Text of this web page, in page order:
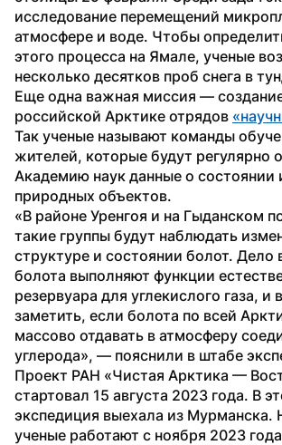
исследование перемещений
атмосфере и воде. Чтобы
этого процесса на Ямале, ученые
несколько десятков проб снега в
Еще одна важная миссия —
российской Арктике отрядов
Так ученые называют команды
жителей, которые будут регулярно
Академию наук данные о состоянии
природных объектов.
«В районе Уренгоя и на Гыданском
такие группы будут наблюдать
структуре и состоянии болот. Дело
болота выполняют функции
резервуара для углекислого газа,
заметить, если болота по всей
массово отдавать в атмосферу
углерода», — пояснили в штабе
Проект РАН «Чистая Арктика —
стартовал 15 августа 2023 года. В
экспедиция выехала из Мурманска.
ученые работают с ноября 2023